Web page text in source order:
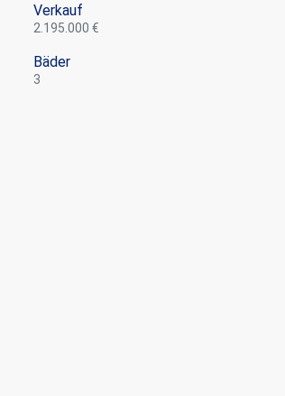
Verkauf
2.195.000 €
Bäder
3